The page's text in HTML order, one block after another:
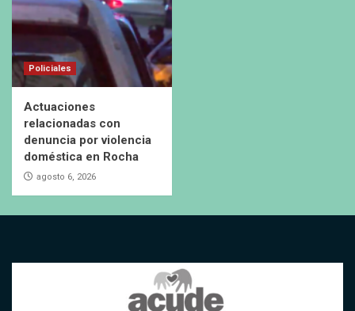
Policiales
Actuaciones
relacionadas con
denuncia por violencia
doméstica en Rocha
agosto 6, 2026